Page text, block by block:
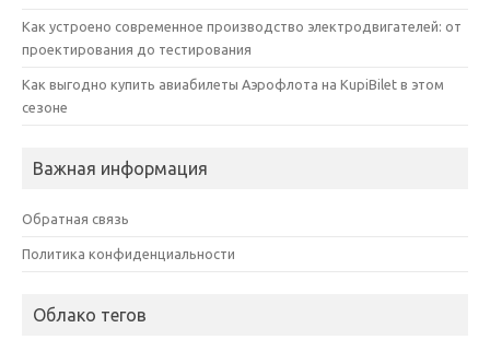
Как устроено современное производство электродвигателей: от
проектирования до тестирования
Как выгодно купить авиабилеты Аэрофлота на KupiBilet в этом
сезоне
Важная информация
Обратная связь
Политика конфиденциальности
Облако тегов